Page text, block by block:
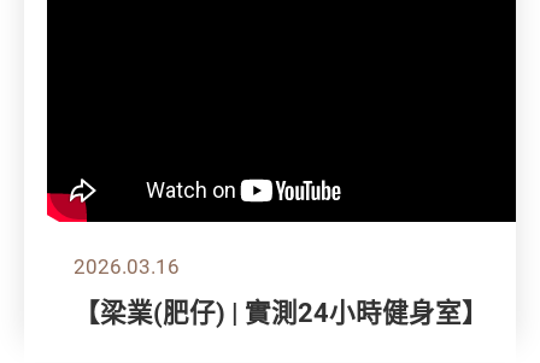
2026.03.16
【梁業(肥仔) | 實測24小時健身室】